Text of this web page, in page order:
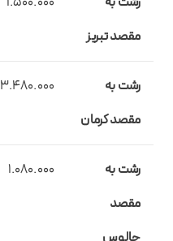
مقصد تبریز
رشت به
مقصد کرمان
3.480.000
رشت به
مقصد
1.080.000